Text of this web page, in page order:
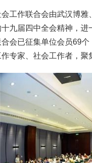
工作联合会由武汉博
九届四中全会精神，
会已征集单位会员69
专家、社会工作者，聚